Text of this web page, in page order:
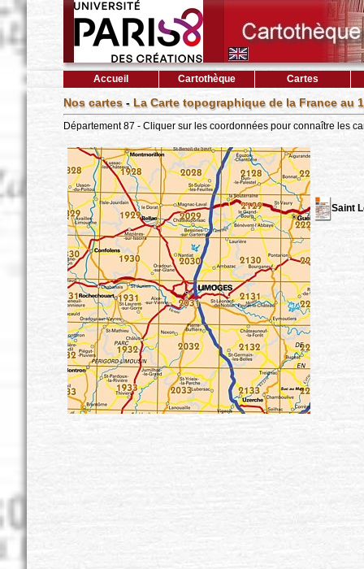
Accueil Cartothèque Cartes
Nos cartes- La Carte topographique de la France au
Département 87 - Cliquer sur les coordonnées pour connaître les
Saint